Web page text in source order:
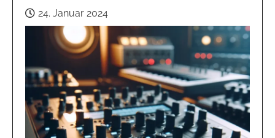
24. Januar 2024